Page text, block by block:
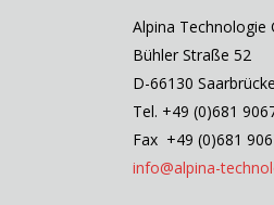
Alpina Technologie
Bühler Straße 52
D-66130
Tel. +49 (0)681
Fax +49 (0)681
info@alpina-